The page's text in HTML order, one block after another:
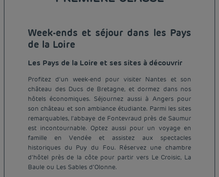
Week-ends et séjour dans les Pays
de la Loire
Les Pays de la Loire et ses sites à découvrir
Profitez d'un week-end pour visiter Nantes et son
château des Ducs de Bretagne, et dormez dans nos
hôtels économiques. Séjournez aussi à Angers pour
son château et son ambiance étudiante. Parmi les sites
remarquables, l'abbaye de Fontevraud près de Saumur
est incontournable. Optez aussi pour un voyage en
famille en Vendée et assistez aux spectacles
historiques du Puy du Fou. Réservez une chambre
d'hôtel près de la côte pour partir vers Le Croisic, La
Baule ou Les Sables d'Olonne.